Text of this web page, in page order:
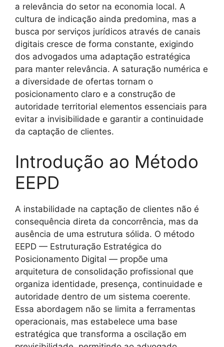
a relevância do setor na economia local. A
cultura de indicação ainda predomina, mas a
busca por serviços jurídicos através de canais
digitais cresce de forma constante, exigindo
dos advogados uma adaptação estratégica
para manter relevância. A saturação numérica e
a diversidade de ofertas tornam o
posicionamento claro e a construção de
autoridade territorial elementos essenciais para
evitar a invisibilidade e garantir a continuidade
da captação de clientes.
Introdução ao Método
EEPD
A instabilidade na captação de clientes não é
consequência direta da concorrência, mas da
ausência de uma estrutura sólida. O método
EEPD — Estruturação Estratégica do
Posicionamento Digital — propõe uma
arquitetura de consolidação profissional que
organiza identidade, presença, continuidade e
autoridade dentro de um sistema coerente.
Essa abordagem não se limita a ferramentas
operacionais, mas estabelece uma base
estratégica que transforma a oscilação em